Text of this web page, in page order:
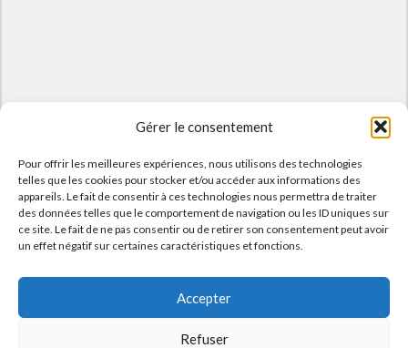
Gérer le consentement
Pour offrir les meilleures expériences, nous utilisons des technologies
telles que les cookies pour stocker et/ou accéder aux informations des
appareils. Le fait de consentir à ces technologies nous permettra de traiter
des données telles que le comportement de navigation ou les ID uniques sur
ce site. Le fait de ne pas consentir ou de retirer son consentement peut avoir
un effet négatif sur certaines caractéristiques et fonctions.
Accepter
Refuser
J'accepte laPolitique de confidentialitéde ce site.